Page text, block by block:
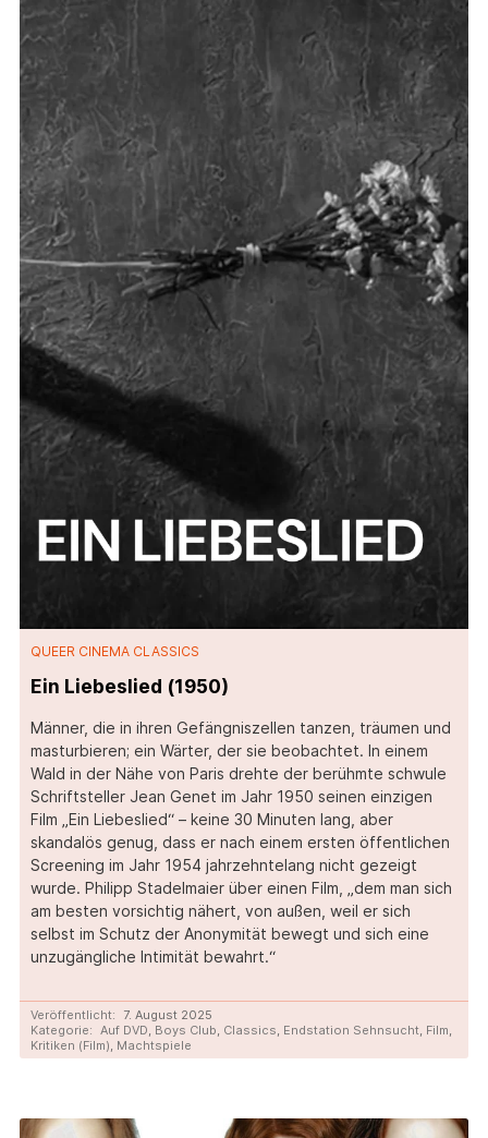
QUEER CINEMA CLASSICS
Ein Liebeslied (1950)
Männer, die in ihren Gefängniszellen tanzen, träumen und
masturbieren; ein Wärter, der sie beobachtet. In einem
Wald in der Nähe von Paris drehte der berühmte schwule
Schriftsteller Jean Genet im Jahr 1950 seinen einzigen
Film „Ein Liebeslied“ – keine 30 Minuten lang, aber
skandalös genug, dass er nach einem ersten öffentlichen
Screening im Jahr 1954 jahrzehntelang nicht gezeigt
wurde. Philipp Stadelmaier über einen Film, „dem man sich
am besten vorsichtig nähert, von außen, weil er sich
selbst im Schutz der Anonymität bewegt und sich eine
unzugängliche Intimität bewahrt.“
Veröffentlicht:
7. August 2025
Kategorie: Auf DVD, Boys Club, Classics, Endstation Sehnsucht, Film,
Kritiken (Film), Machtspiele